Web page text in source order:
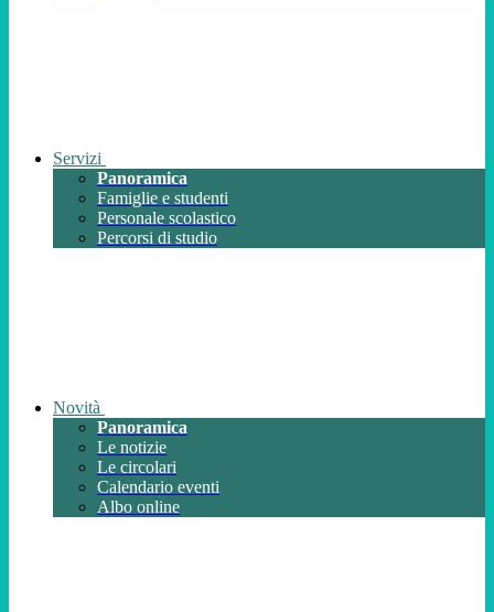
Servizi
Panoramica
Famiglie e studenti
Personale scolastico
Percorsi di studio
Novità
Panoramica
Le notizie
Le circolari
Calendario eventi
Albo online